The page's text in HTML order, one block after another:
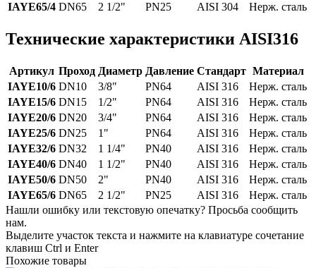
IAYE65/4 DN65 2 1/2" PN25 AISI 304 Нерж. сталь
Технические характеристики AISI316
Артикул Проход Диаметр Давление Стандарт Материал
IAYE10/6 DN10 3/8" PN64 AISI 316
Нерж. сталь
IAYE15/6 DN15 1/2" PN64 AISI 316
Нерж. сталь
IAYE20/6 DN20 3/4" PN64 AISI 316
Нерж. сталь
IAYE25/6 DN25 1" PN64 AISI 316
Нерж. сталь
IAYE32/6 DN32 1 1/4" PN40 AISI 316
Нерж. сталь
IAYE40/6 DN40 1 1/2" PN40 AISI 316
Нерж. сталь
IAYE50/6 DN50 2" PN40 AISI 316
Нерж. сталь
IAYE65/6 DN65 2 1/2" PN25 AISI 316
Нерж. сталь
Нашли ошибку или текстовую опечатку? Просьба сообщить
нам.
Выделите участок текста и нажмите на клавиатуре сочетание
клавиш Ctrl и Enter
Похожие товары